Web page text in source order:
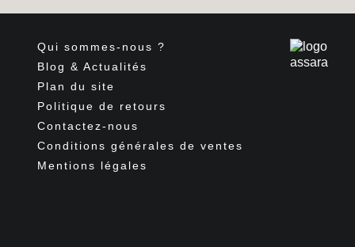
Qui sommes-nous ?
Blog & Actualités
Plan du site
Politique de retours
Contactez-nous
Conditions générales de ventes
Mentions légales